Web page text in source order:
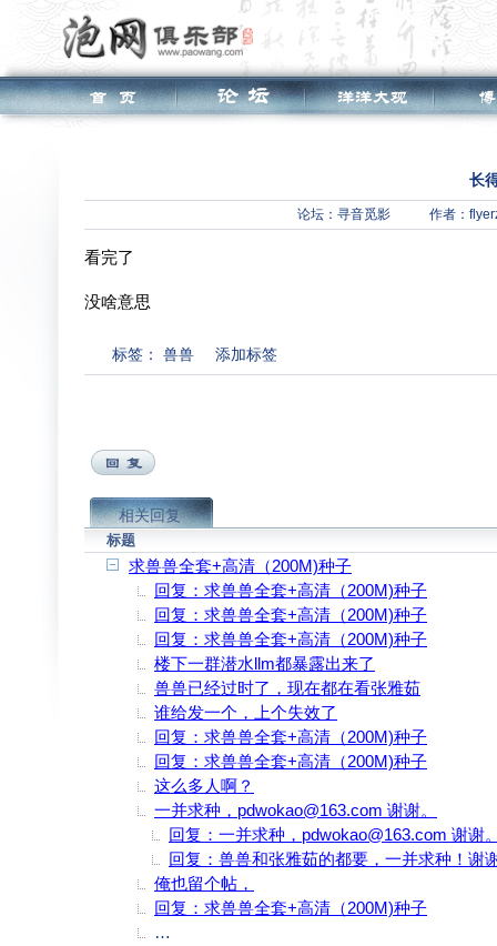
长
论坛： 寻音觅影 作者：
看完了
没啥意思
标签： 兽兽 添加标签
相关回复
标题
求兽兽全套+高清（200M)种子
回复：求兽兽全套+高清（200M)种子
回复：求兽兽全套+高清（200M)种子
回复：求兽兽全套+高清（200M)种子
楼下一群潜水llm都暴露出来了
兽兽已经过时了，现在都在看张雅茹
谁给发一个，上个失效了
回复：求兽兽全套+高清（200M)种子
回复：求兽兽全套+高清（200M)种子
这么多人啊？
一并求种，pdwokao@163.com 谢谢。
回复：一并求种，pdwokao@163.com 谢谢
回复：兽兽和张雅茹的都要，一并求种！谢
俺也留个帖，
回复：求兽兽全套+高清（200M)种子
http://www.rayfile.com/zh-cn/files/b85bcdca-